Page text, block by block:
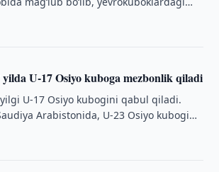
yilda U-17 Osiyo kuboga mezbonlik qiladi
yilgi U-17 Osiyo kubogini qabul qiladi.
Arabistonida, U-23 Osiyo kubogi